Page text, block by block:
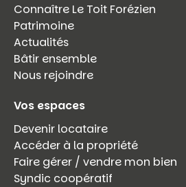
Connaître Le Toit Forézien
Patrimoine
Actualités
Bâtir ensemble
Nous rejoindre
Vos espaces
Devenir locataire
Accéder à la propriété
Faire gérer / vendre mon bien
Syndic coopératif